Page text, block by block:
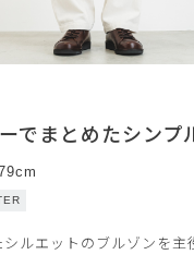
でまとめたシンプ
シルエットのブルゾンを主